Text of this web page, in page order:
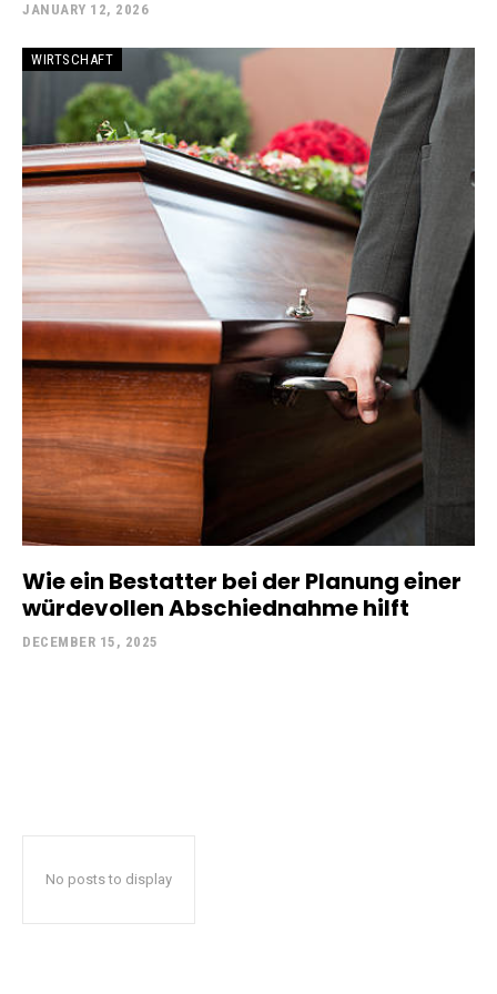
JANUARY 12, 2026
WIRTSCHAFT
Wie ein Bestatter bei der Planung einer
würdevollen Abschiednahme hilft
DECEMBER 15, 2025
No posts to display